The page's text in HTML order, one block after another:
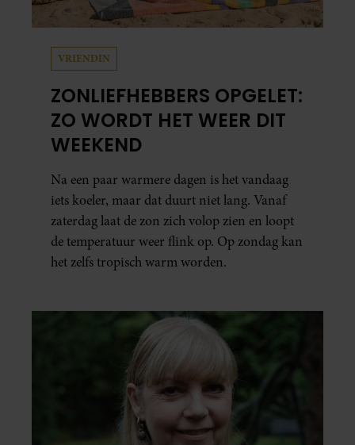
VRIENDIN
ZONLIEFHEBBERS OPGELET:
ZO WORDT HET WEER DIT
WEEKEND
Na een paar warmere dagen is het vandaag
iets koeler, maar dat duurt niet lang. Vanaf
zaterdag laat de zon zich volop zien en loopt
de temperatuur weer flink op. Op zondag kan
het zelfs tropisch warm worden.